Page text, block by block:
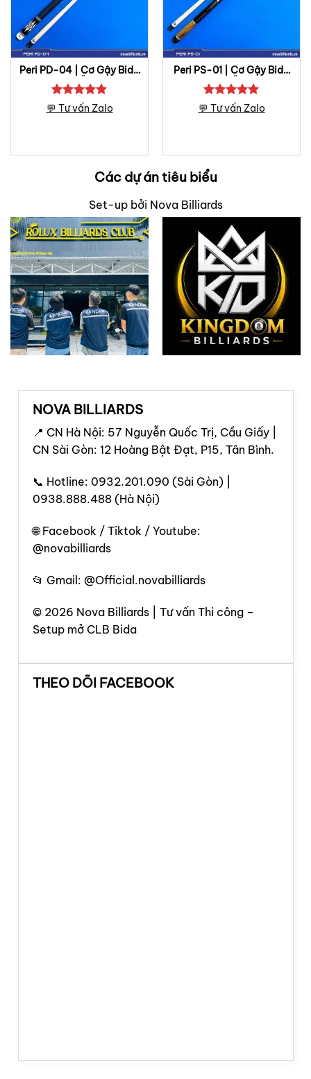
Peri PD-04 | Cơ Gậy Bida
Lỗ
Được xếp
hạng55
💬 Tư vấn Zalo
Peri PS-01 | Cơ Gậy Bida
Lỗ
Được xếp
hạng55
💬 Tư vấn Zalo
Các dự án tiêu biểu
Set-up bởi Nova Billiards
NOVA BILLIARDS
📍 CN Hà Nội: 57 Nguyễn Quốc Trị, Cầu Giấy |
CN Sài Gòn: 12 Hoàng Bật Đạt, P15, Tân Bình.
📞 Hotline: 0932.201.090 (Sài Gòn) |
0938.888.488 (Hà Nội)
🌐 Facebook / Tiktok / Youtube:
@novabilliards
📂 Gmail: @Official.novabilliards
© 2026 Nova Billiards | Tư vấn Thi công –
Setup mở CLB Bida
THEO DÕI FACEBOOK